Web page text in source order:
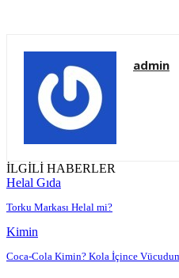
admin
İLGİLİ HABERLER
Helal Gıda
Torku Markası Helal mi?
Kimin
Coca-Cola Kimin? Kola İçince